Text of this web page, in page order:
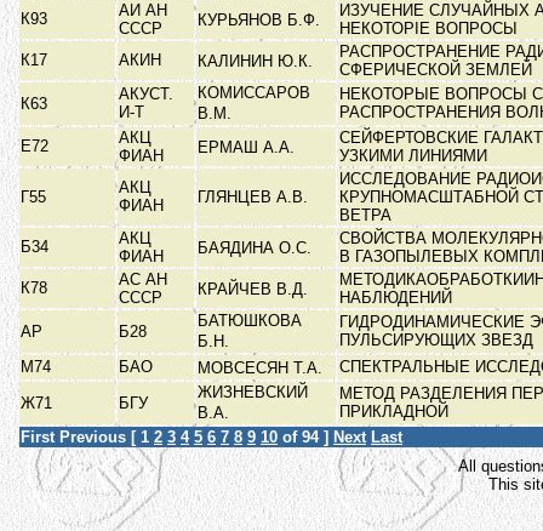
К93
АИ АН
СССР
КУРЬЯНОВ Б.Ф.
ИЗУЧЕНИЕ СЛУЧАЙНЫХ
НЕКОТОРІЕ ВОПРОСЫ
К17
АКИН КАЛИНИН Ю.К.
РАСПРОСТРАНЕНИЕ
СФЕРИЧЕСКОЙ ЗЕМЛЕЙ
К63
АКУСТ.
И-Т
КОМИССАРОВ
В.М.
НЕКОТОРЫЕ ВОПРОСЫ
РАСПРОСТРАНЕНИЯ
Е72
АКЦ
ФИАН
ЕРМАШ А.А.
СЕЙФЕРТОВСКИЕ
УЗКИМИ ЛИНИЯМИ
Г55
АКЦ
ФИАН
ГЛЯНЦЕВ А.В.
ИССЛЕДОВАНИЕ
КРУПНОМАСШТАБНОЙ
ВЕТРА
Б34
АКЦ
ФИАН
БАЯДИНА О.С.
СВОЙСТВА
В ГАЗОПЫЛЕВЫХ
К78
АС АН
СССР
КРАЙЧЕВ В.Д.
НАБЛЮДЕНИЙ
АР
Б28
БАТЮШКОВА
Б.Н.
ГИДРОДИНАМИЧЕСКИЕ
ПУЛЬСИРУЮЩИХ ЗВЕЗД
М74
БАО МОВСЕСЯН Т.А.
СПЕКТРАЛЬНЫЕ
Ж71
БГУ
ЖИЗНЕВСКИЙ
В.А.
МЕТОД РАЗДЕЛЕНИЯ
ПРИКЛАДНОЙ
First Previous [ 1 2 3 4 5 6 7 8 9 10 of 94 ] Next Last
All
This